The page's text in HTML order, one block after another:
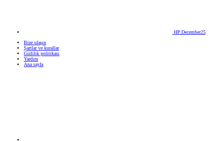
HP.December25
Bize ulaşın
Şartlar ve kurallar
Gizlilik politikası
Yardım
Ana sayfa